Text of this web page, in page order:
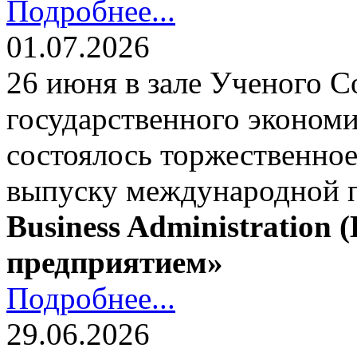
Подробнее...
01.07.2026
26 июня в зале Ученого
государственного
состоялось
выпуску
Business Administration
предприятием»
Подробнее...
29.06.2026